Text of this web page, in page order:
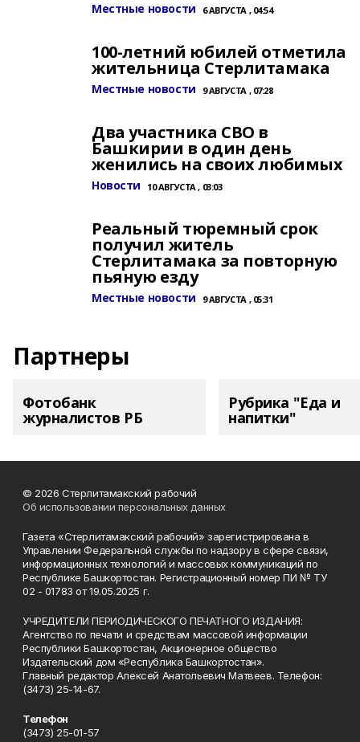
Местные новости 6 АВГУСТА , 04:54
100-летний юбилей отметила
жительница Стерлитамака
Местные новости 9 АВГУСТА , 07:28
Два участника СВО в
Башкирии в один день
женились на своих любимых
Новости 10 АВГУСТА , 03:03
Реальный тюремный срок
получил житель
Стерлитамака за повторную
пьяную езду
Местные новости 9 АВГУСТА , 05:31
Партнеры
Фотобанк
журналистов РБ
Рубрика "Еда и
напитки"
© 2026 Стерлитамакский рабочий
Об использовании персональных данных
Газета «Стерлитамакский рабочий» зарегистрирована в
Управлении Федеральной службы по надзору в сфере связи,
информационных технологий и массовых коммуникаций по
Республике Башкортостан. Регистрационный номер ПИ № ТУ
02 - 01783 от 19.05.2025 г.
УЧРЕДИТЕЛИ ПЕРИОДИЧЕСКОГО ПЕЧАТНОГО ИЗДАНИЯ:
Агентство по печати и средствам массовой информации
Республики Башкортостан, Акционерное общество
Издательский дом «Республика Башкортостан».
Главный редактор Алексей Анатольевич Матвеев. Телефон:
(3473) 25-14-67.
Телефон
(3473) 25-01-57